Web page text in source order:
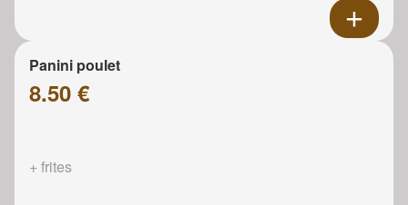
Panini poulet
8.50 €
+ frites